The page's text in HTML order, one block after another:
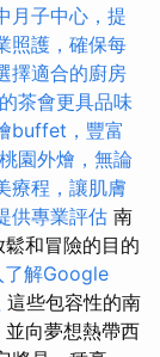
月子中心，提
照護，確保每
擇適合的廚房
茶會更具品味
buffet，豐富
桃園外燴，無論
療程，讓肌膚
供專業評估 南
和冒險的目的
了解Google
這些包容性的南
向夢想熱帶西